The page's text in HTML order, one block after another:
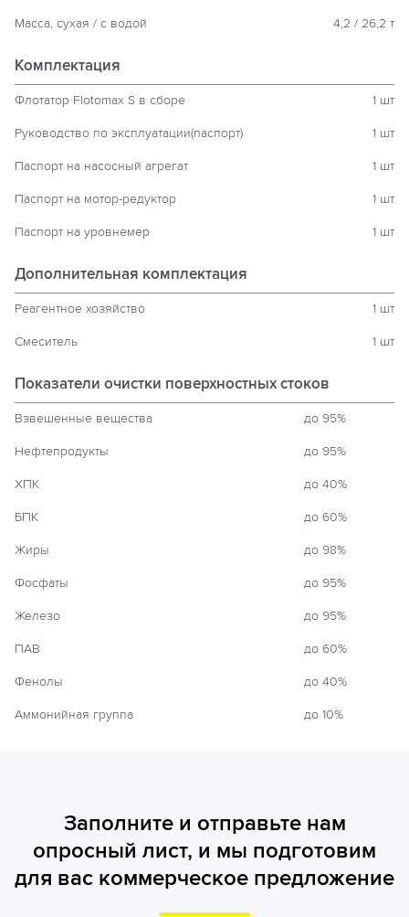
Масса, сухая / с водой 4,2 / 26,2 т
Комплектация
Флотатор Flotomax S в сборе 1 шт
Руководство по эксплуатации(паспорт) 1 шт
Паспорт на насосный агрегат 1 шт
Паспорт на мотор-редуктор 1 шт
Паспорт на уровнемер 1 шт
Дополнительная комплектация
Реагентное хозяйство 1 шт
Смеситель 1 шт
Показатели очистки поверхностных стоков
Взвешенные вещества до 95%
Нефтепродукты до 95%
ХПК до 40%
БПК до 60%
Жиры до 98%
Фосфаты до 95%
Железо до 95%
ПАВ до 60%
Фенолы до 40%
Аммонийная группа до 10%
Заполните и отправьте нам
опросный лист, и мы подготовим
для вас коммерческое предложение